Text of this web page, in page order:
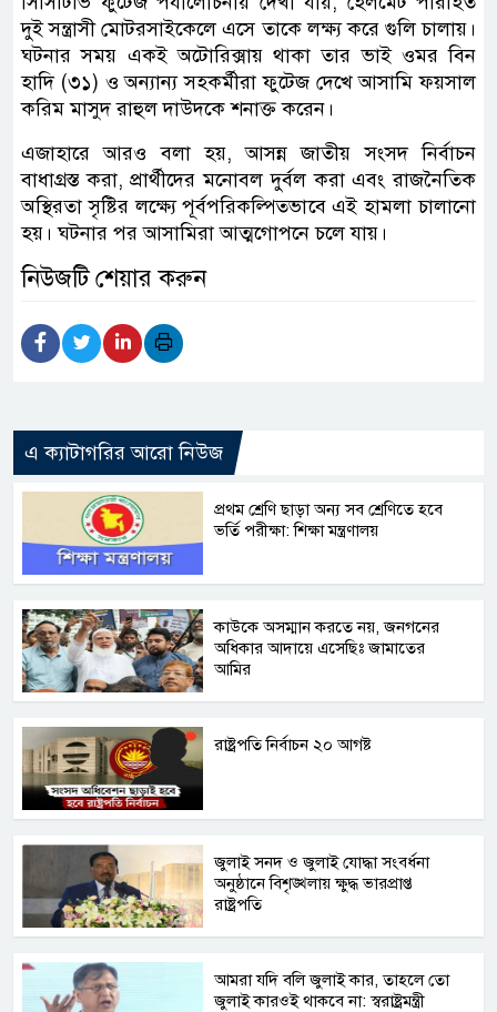
দুই সন্ত্রাসী মোটরসাইকেলে এসে তাকে লক্ষ্য করে গুলি চালায়।
ঘটনার সময় একই অটোরিক্সায় থাকা তার ভাই ওমর বিন
হাদি (৩১) ও অন্যান্য সহকর্মীরা ফুটেজ দেখে আসামি ফয়সাল
করিম মাসুদ রাহুল দাউদকে শনাক্ত করেন।
এজাহারে আরও বলা হয়, আসন্ন জাতীয় সংসদ নির্বাচন
বাধাগ্রস্ত করা, প্রার্থীদের মনোবল দুর্বল করা এবং রাজনৈতিক
অস্থিরতা সৃষ্টির লক্ষ্যে পূর্বপরিকল্পিতভাবে এই হামলা চালানো
হয়। ঘটনার পর আসামিরা আত্মগোপনে চলে যায়।
নিউজটি শেয়ার করুন
এ ক্যাটাগরির আরো নিউজ
প্রথম শ্রেণি ছাড়া অন্য সব শ্রেণিতে হবে
ভর্তি পরীক্ষা: শিক্ষা মন্ত্রণালয়
কাউকে অসম্মান করতে নয়, জনগনের
অধিকার আদায়ে এসেছিঃ জামাতের
আমির
রাষ্ট্রপতি নির্বাচন ২০ আগষ্ট
জুলাই সনদ ও জুলাই যোদ্ধা সংবর্ধনা
অনুষ্ঠানে বিশৃঙ্খলায় ক্ষুদ্ধ ভারপ্রাপ্ত
রাষ্ট্রপতি
আমরা যদি বলি জুলাই কার, তাহলে তো
জুলাই কারওই থাকবে না: স্বরাষ্ট্রমন্ত্রী